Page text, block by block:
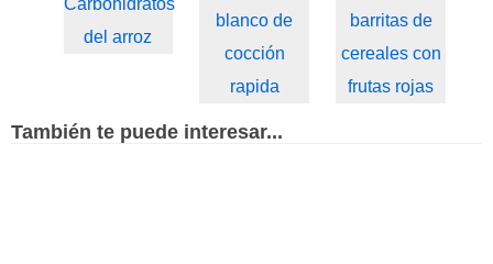
Carbohidratos
del arroz
blanco de
cocción
rapida
barritas de
cereales con
frutas rojas
También te puede interesar...